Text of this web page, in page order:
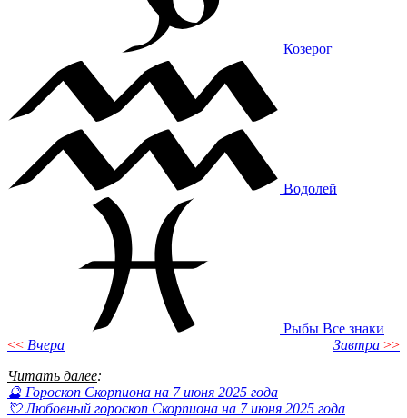
Козерог
Водолей
Рыбы Все знаки
<< Вчера Завтра >>
Читать далее:
🔮 Гороскоп Скорпиона на 7 июня 2025 года
💘 Любовный гороскоп Скорпиона на 7 июня 2025 года